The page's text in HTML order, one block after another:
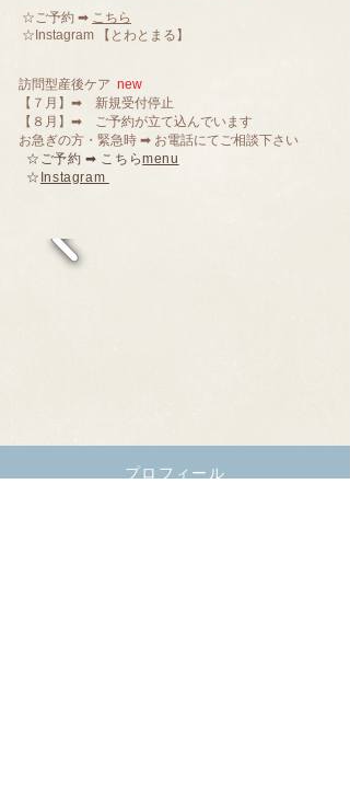
☆ご予約 ➡ こちら
☆Instagram
【とわとまる】
訪問型産後ケア new
【７月】➡ 新規受付停止
【８月】➡ ご予約が立て込んでいます
​お急ぎの方・緊急時 ➡ お電話にてご相談下さい
☆ご予約 ➡ こちらmenu
☆ Instagram
プロフィール